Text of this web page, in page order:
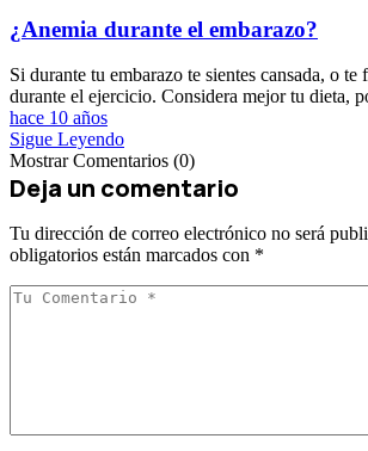
¿Anemia durante el embarazo?
Si durante tu embarazo te sientes cansada, o te
durante el ejercicio. Considera mejor tu dieta,
hace 10 años
Sigue Leyendo
Mostrar Comentarios (0)
Deja un comentario
Tu dirección de correo electrónico no será
obligatorios están marcados con *